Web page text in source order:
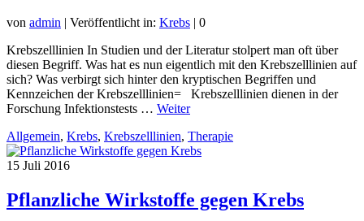
von admin | Veröffentlicht in: Krebs | 0
Krebszelllinien In Studien und der Literatur stolpert man oft über
diesen Begriff. Was hat es nun eigentlich mit den Krebszelllinien auf
sich? Was verbirgt sich hinter den kryptischen Begriffen und
Kennzeichen der Krebszelllinien= Krebszelllinien dienen in der
Forschung Infektionstests … Weiter
Allgemein, Krebs, Krebszelllinien, Therapie
15 Juli 2016
Pflanzliche Wirkstoffe gegen Krebs